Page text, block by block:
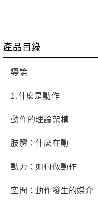
產品目錄
導論
1.什麼是動作
動作的理論架構
肢體：什麼在動
動力：如何做動作
空間：動作發生的媒介